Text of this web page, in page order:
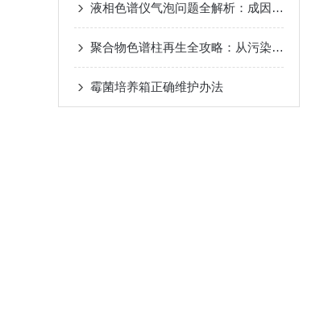
液相色谱仪气泡问题全解析：成因溯源与系统化处理方案
聚合物色谱柱再生全攻略：从污染诊断到性能恢复的 systematic 方法
霉菌培养箱正确维护办法